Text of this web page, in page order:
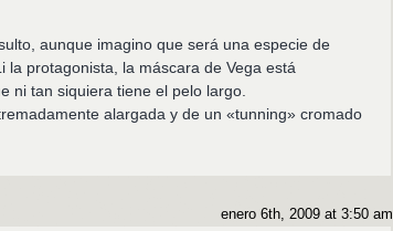
aunque imagino que será una especie de
protagonista, la máscara de Vega está
ni tan siquiera tiene el pelo largo.
alargada y de un «tunning» cromado
enero 6th, 2009 at 3:50 am